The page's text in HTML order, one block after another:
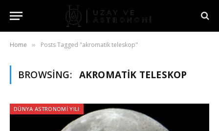
Home » Posts Tagged "akromatik teleskop"
BROWSING: AKROMATIK TELESKOP
DÜNYA ASTRONOMI YILI